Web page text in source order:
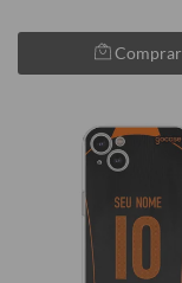
Comprar